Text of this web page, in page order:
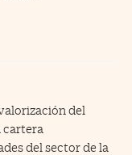
del
cartera
del sector de la